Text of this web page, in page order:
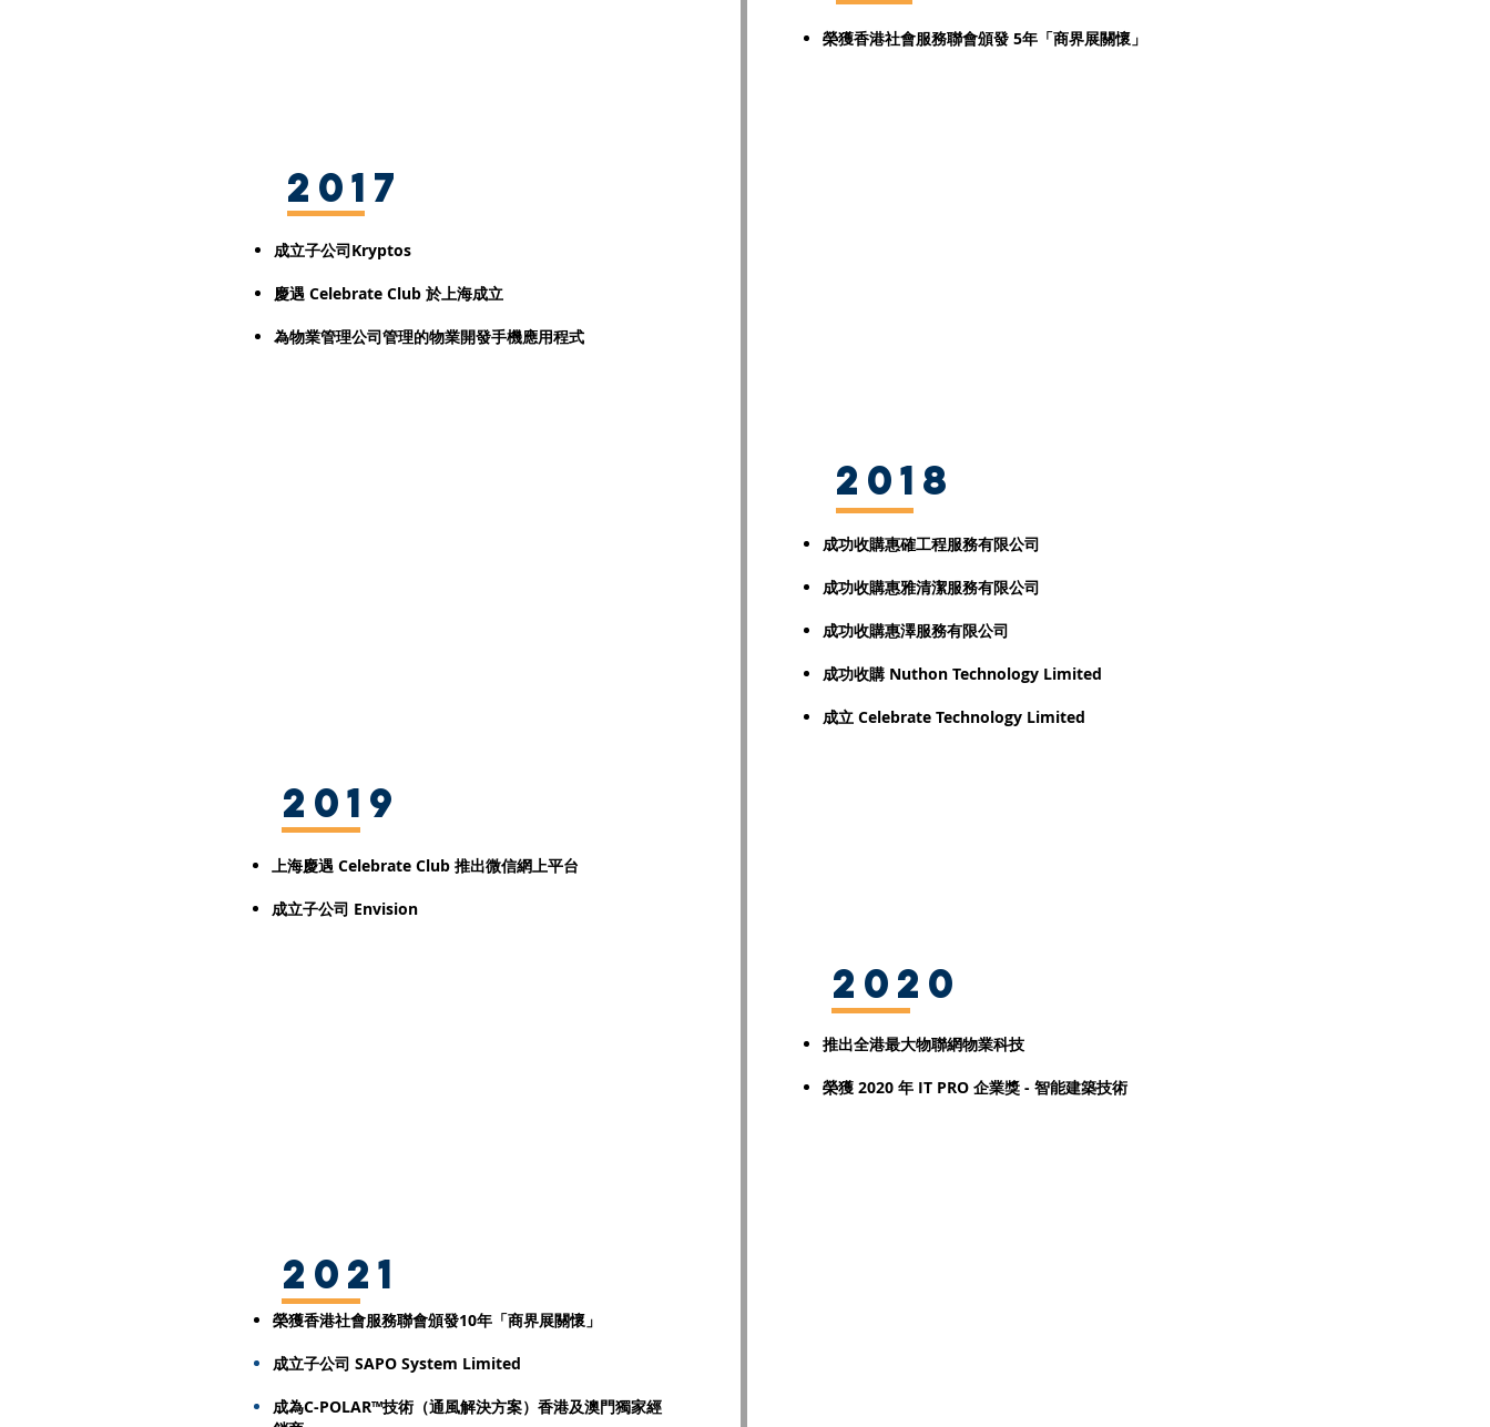
成立子公司Kryptos
慶遇 Celebrate Club 於上海成立
為物業管理公司管理的物業開發手機應用程式
2017
上海慶遇 Celebrate Club 推出微信網上平台
成立子公司 Envision
2019
2021
榮獲香港社會服務聯會頒發10年「商界展關懷」
​成立子公司 SAPO System Limited
成為C-POLAR™技術（通風解決方案）香港及澳門獨家經
榮獲香港社會服務聯會頒發 5年「商界展關懷」
成功收購惠確工程服務有限公司
成功收購惠雅清潔服務有限公司
成功收購惠澤服務有限公司
成功收購 Nuthon Technology Limited
成立 Celebrate Technology Limited
2018
2020
推出全港最大物聯網物業科技
榮獲 2020 年 IT PRO 企業獎 - 智能建築技術